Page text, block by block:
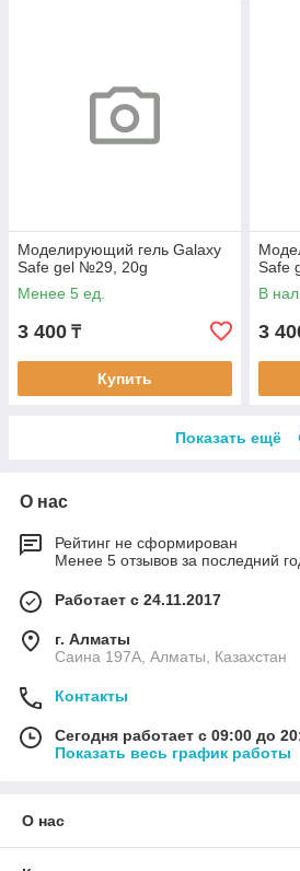
Моделирующий гель Galaxy
Safe gel №29, 20g
Менее 5 ед.
3 400 ₸
Купить
Safe
В
3
Показать ещё
О нас
Рейтинг не сформирован
Менее 5 отзывов за последний
Работает с 24.11.2017
г. Алматы
Саина 197А, Алматы, Казахстан
Контакты
Сегодня работает с 09:00 до
Показать весь график работы
О нас